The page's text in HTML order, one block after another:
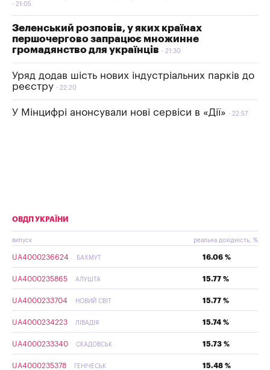
21:05
Зеленський розповів, у яких країнах
першочергово запрацює множинне
громадянство для українців
21:30
Уряд додав шість нових індустріальних парків до
реєстру
22:20
У Мінцифрі анонсували нові сервіси в «Дії» 22:57
ОВДП УКРАЇНИ
випуск реальна дохідність, %
UA4000236624 БАХМУТ 16.06 %
UA4000235865 АЛУШТА 15.77 %
UA4000233704 НОВИЙ СВІТ 15.77 %
UA4000234223 ЛІВАДІЯ 15.74 %
UA4000233340 СКАДОВСЬК 15.73 %
UA4000235378 ГЕНІЧЕСЬК 15.48 %